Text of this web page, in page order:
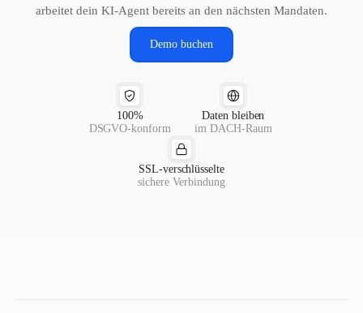
arbeitet dein KI-Agent bereits an den nächsten Mandaten.
Demo buchen
100%
DSGVO-konform
Daten bleiben
im DACH-Raum
SSL-verschlüsselte
sichere Verbindung